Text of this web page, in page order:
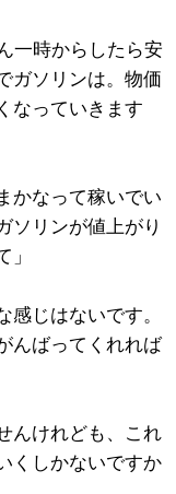
一時からしたら安
ガソリンは。物価
なっていきます
かなって稼いでい
ソリンが値上がり
感じはないです。
んばってくれれば
んけれども、これ
くしかないですか